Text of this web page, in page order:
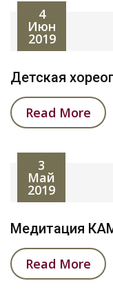
4
Июн
2019
Детская
Read More
3
Май
2019
Медитация
Read More